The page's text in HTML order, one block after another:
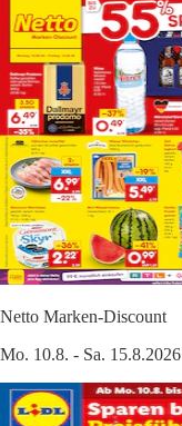
Netto Marken-Discount
Mo. 10.8. - Sa. 15.8.2026